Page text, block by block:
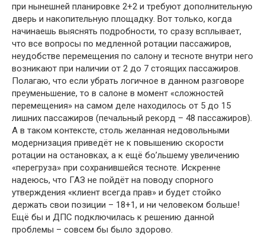
при нынешней планировке 2+2 и требуют дополнительную
дверь и накопительную площадку. Вот только, когда
начинаешь выяснять подробности, то сразу всплывает,
что все вопросы по медленной ротации пассажиров,
неудобстве перемещения по салону и тесноте внутри него
возникают при наличии от 2 до 7 стоящих пассажиров.
Полагаю, что если убрать логичное в данном разговоре
преуменьшение, то в салоне в момент «сложностей
перемещения» на самом деле находилось от 5 до 15
лишних пассажиров (печальный рекорд – 48 пассажиров).
А в таком контексте, столь желанная недовольными
модернизация приведёт не к повышению скорости
ротации на остановках, а к ещё бо’льшему увеличению
«перегруза» при сохранившейся тесноте. Искренне
надеюсь, что ГАЗ не пойдёт на поводу спорного
утверждения «клиент всегда прав» и будет стойко
держать свои позиции – 18+1, и ни человеком больше!
Ещё бы и ДПС подключилась к решению данной
проблемы – совсем бы было здорово.